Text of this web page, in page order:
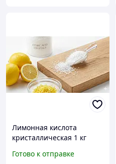
Лимонная кислота
кристаллическая 1 кг
Готово к отправке